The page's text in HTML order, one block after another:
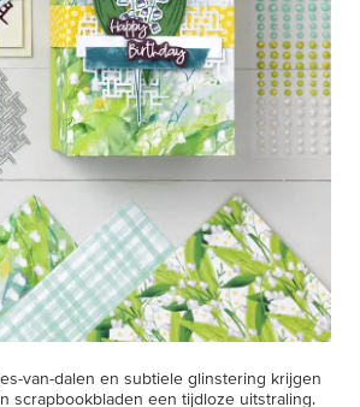
van-dalen en subtiele glinstering krijgen
scrapbookbladen een tijdloze uitstraling.